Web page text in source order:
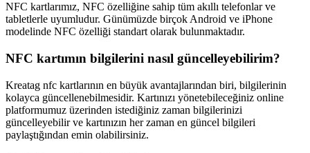
NFC kartlarımız, NFC özelliğine sahip tüm akıllı telefonlar ve
tabletlerle uyumludur. Günümüzde birçok Android ve iPhone
modelinde NFC özelliği standart olarak bulunmaktadır.
NFC kartımın bilgilerini nasıl güncelleyebilirim?
Kreatag nfc kartlarının en büyük avantajlarından biri, bilgilerinin
kolayca güncellenebilmesidir. Kartınızı yönetebileceğiniz online
platformumuz üzerinden istediğiniz zaman bilgilerinizi
güncelleyebilir ve kartınızın her zaman en güncel bilgileri
paylaştığından emin olabilirsiniz.